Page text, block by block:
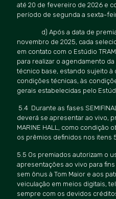
até 20 de fevereiro de 2026 e
período de segunda a sexta-
d) Após a data de
novembro de 2025, cada
em contato com o Estúdio
para realizar o agendamento
técnico base, estando sujeito à
condições técnicas, às
gerais estabelecidas pelo
5.4 Durante as fases
deverá se apresentar ao vivo,
MARINE HALL, como condição
os prêmios definidos nos itens
5.5 Os premiados autorizam o
apresentações ao vivo para
sem ônus à Tom Maior e aos
veiculação em meios digitais,
sempre com os devidos